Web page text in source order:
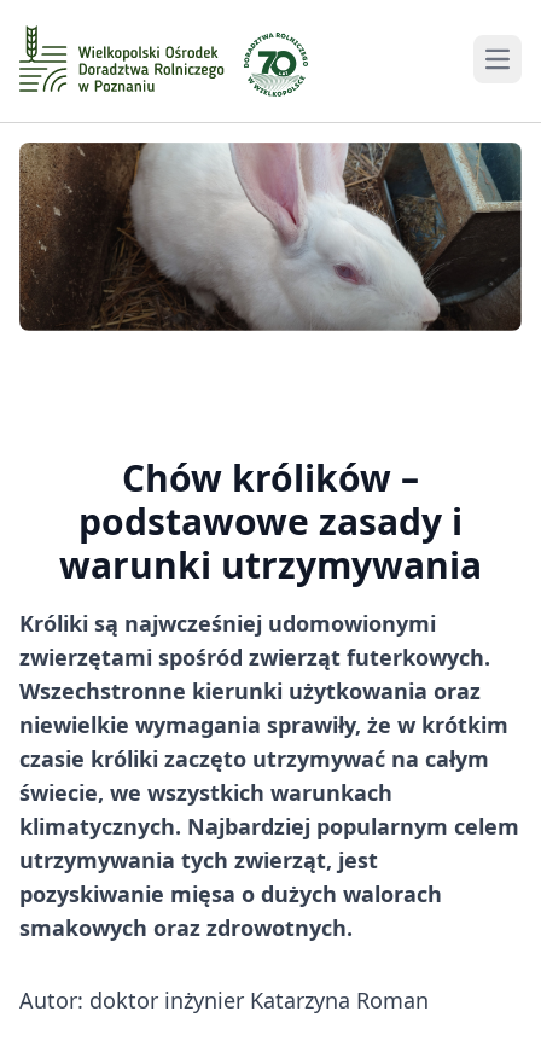
Chów królików –
podstawowe zasady i
warunki utrzymywania
Króliki są najwcześniej udomowionymi
zwierzętami spośród zwierząt futerkowych.
Wszechstronne kierunki użytkowania oraz
niewielkie wymagania sprawiły, że w krótkim
czasie króliki zaczęto utrzymywać na całym
świecie, we wszystkich warunkach
klimatycznych. Najbardziej popularnym celem
utrzymywania tych zwierząt, jest
pozyskiwanie mięsa o dużych walorach
smakowych oraz zdrowotnych.
Autor: doktor inżynier Katarzyna Roman